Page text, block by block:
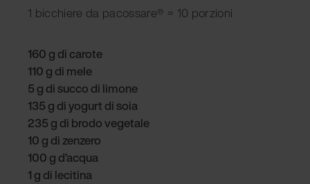
1 bicchiere da pacossare® = 10 porzioni
160 g di carote
110 g di mele
5 g di succo di limone
135 g di yogurt di soia
235 g di brodo vegetale
10 g di zenzero
100 g d’acqua
1 g di lecitina